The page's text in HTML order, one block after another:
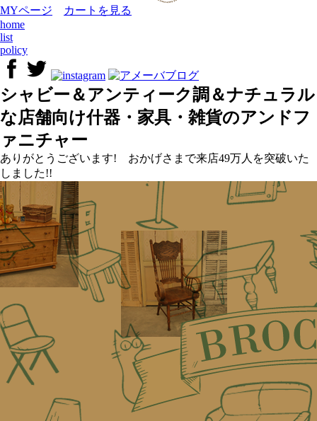
MYページ
カートを見る
home
list
policy
シャビー＆アンティーク調＆ナチュラル
な店舗向け什器・家具・雑貨のアンドフ
ァニチャー
ありがとうございます! おかげさまで来店49万人を突破いた
しました!!